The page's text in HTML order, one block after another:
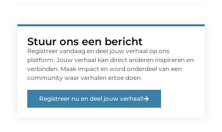
Stuur ons een bericht
Registreer vandaag en deel jouw verhaal op ons
platform. Jouw verhaal kan direct anderen inspireren en
verbinden. Maak impact en word onderdeel van een
community waar verhalen ertoe doen.
Registreer nu en deel jouw verhaal!